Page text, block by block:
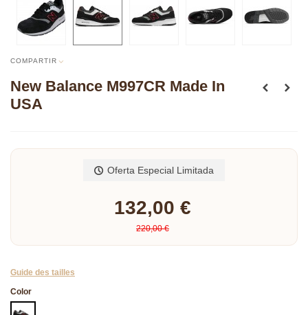
COMPARTIR
New Balance M997CR Made In
USA
Oferta Especial Limitada
132,00 €
220,00 €
Guide des tailles
Color
NEGRO